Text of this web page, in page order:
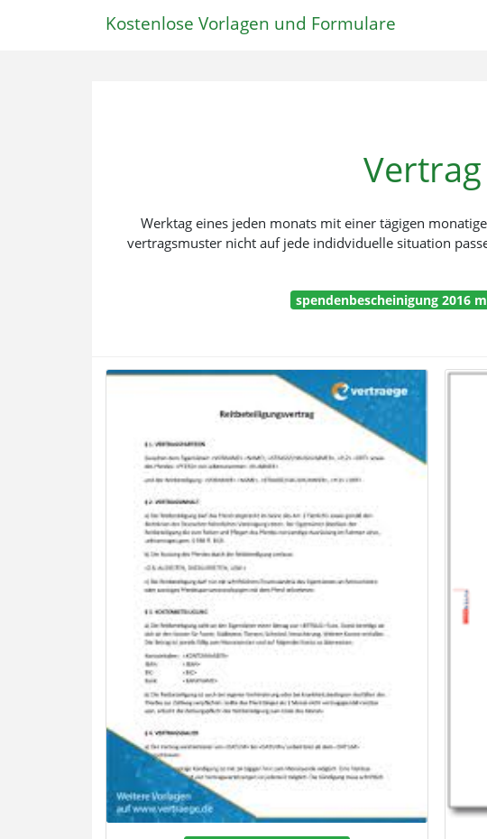
Kostenlose Vorlagen und Formulare
Werktag eines jeden monats mit einer tägigen
vertragsmuster nicht auf jede indidviduelle situation
spendenbescheinigung 2016